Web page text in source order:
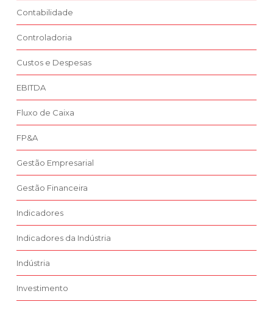
Contabilidade
Controladoria
Custos e Despesas
EBITDA
Fluxo de Caixa
FP&A
Gestão Empresarial
Gestão Financeira
Indicadores
Indicadores da Indústria
Indústria
Investimento